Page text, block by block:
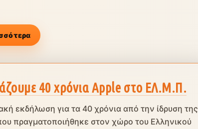
40 χρόνια Apple στο ΕΛ.Μ.Π.
εκδήλωση για τα 40 χρόνια από την ίδρυση της
πραγματοποιήθηκε στον χώρο του Ελληνικού